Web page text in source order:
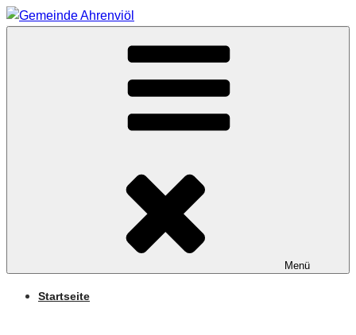
Zum
GEMEINDE
AHRENVIÖL
Menü
Startseite